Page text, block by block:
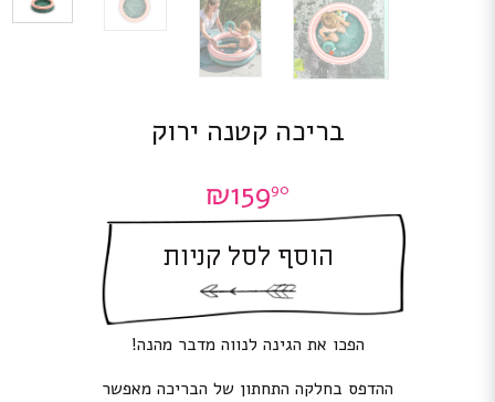
בריכה קטנה ירוק
₪15990
הוסף לסל קניות
הפכו את הגינה לנווה מדבר מהנה!
ההדפס בחלקה התחתון של הבריכה מאפשר